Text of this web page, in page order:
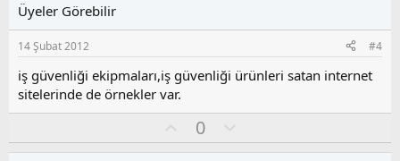
s
u
z
y
a
Üyeler Görebilir
14 Şubat 2012 #4
iş güvenliği ekipmaları,iş güvenliği ürünleri satan internet
sitelerinde de örnekler var.
y
0
l